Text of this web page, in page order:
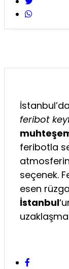
feribot
feribotla
seçenek.
esen
İstanbul